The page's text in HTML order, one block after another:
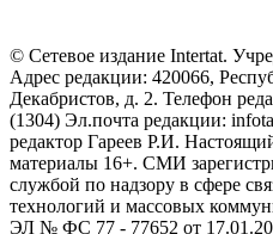
© Сетевое издание Intertat.
Адрес редакции: 420066,
Декабристов, д. 2. Телефон
(1304) Эл.почта редакции:
редактор Гареев Р.И.
материалы 16+. СМИ
службой по надзору в сфере
технологий и массовых
ЭЛ № ФС 77 - 77652 от